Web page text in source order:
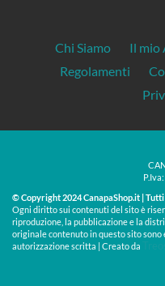
Chi Siamo Il mio
Regolamenti
© Copyright 2024 CanapaShop.it |
Ogni diritto sui contenuti del sito è
riproduzione, la pubblicazione e la
originale contenuto in questo sito
autorizzazione scritta | Creato da